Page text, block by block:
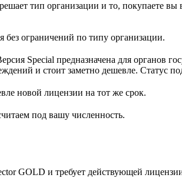
тип организации и то, покупаете вы
без ограничений по типу организации.
Special предназначена для органов
и стоит заметно дешевле. Статус
новой лицензии на тот же срок.
под вашу численность.
GOLD и требует действующей